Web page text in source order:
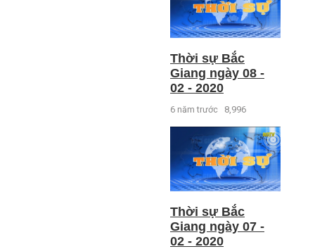
Thời sự Bắc
Giang ngày 08 -
02 - 2020
6 năm trước 8,996
Thời sự Bắc
Giang ngày 07 -
02 - 2020